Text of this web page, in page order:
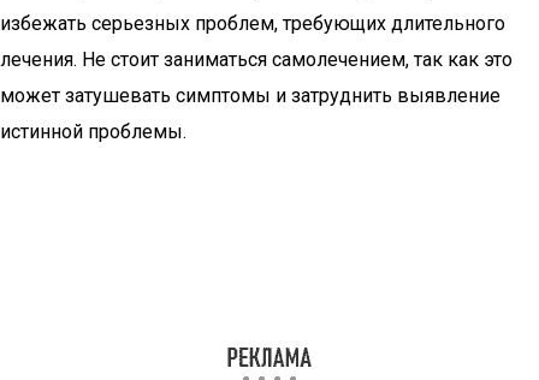
избежать серьезных проблем, требующих длительного
лечения. Не стоит заниматься самолечением, так как это
может затушевать симптомы и затруднить выявление
истинной проблемы.